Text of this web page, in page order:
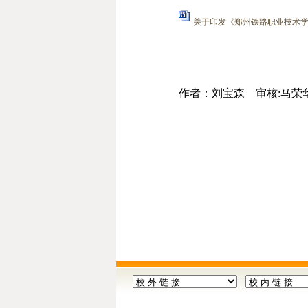
关于印发《郑州铁路职业技术
作者：刘宝森 审核:马荣